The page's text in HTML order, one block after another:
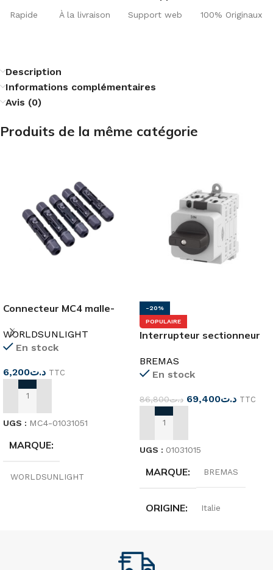
Rapide À la livraison Support web 100% Originaux
Description
Informations complémentaires
Avis (0)
Produits de la même catégorie
Connecteur MC4 malle-
WORLDSUNLIGHT
En stock
د.ت6,200 TTC
AJOUTER AU PANIER
UGS : MC4-01031051
MARQUE
WORLDSUNLIGHT
-20%
POPULAIRE
Interrupteur sectionneur
BREMAS
En stock
د.ت86,800 د.ت69,400 TTC
AJOUTER AU PANIER
UGS : 01031015
MARQUE BREMAS
ORIGINE Italie